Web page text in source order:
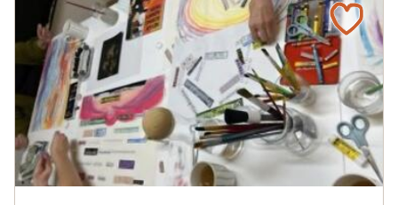
können die Kinder bei einer Kinderführung
einen lustigen Streifzug durch den
Jesuitengarten machen.Dauer: 2
StundenKosten: Erwachsene € 14,- | Kinder (6-
14 Jahre) € 10,- | gratis mit der Sommercard